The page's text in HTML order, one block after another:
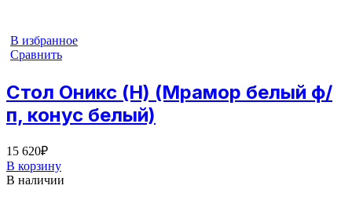
В избранное
Сравнить
Стол Оникс (Н) (Мрамор белый ф/
п, конус белый)
15 620₽
В корзину
В наличии